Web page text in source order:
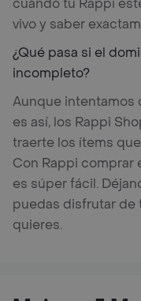
cuando tu Rappi
vivo y saber
¿Qué pasa si el
incompleto?
Aunque intentamos
es así, los Rappi
traerte los ítems
Con Rappi comprar
es súper fácil.
puedas disfrutar de
quieres.